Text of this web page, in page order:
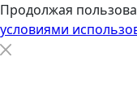
Продолжая
условиями